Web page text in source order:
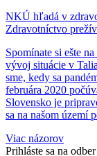
NKÚ hľadá v
Zdravotníctvo
Spomínate si ešte
vývoj situácie v
sme, kedy sa
februára 2020
Slovensko je
sa na našom území
Viac názorov
Prihláste sa na odber